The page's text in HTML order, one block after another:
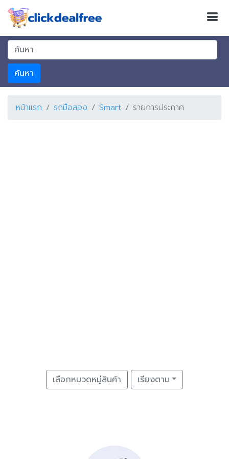
ค้นหา
หน้าแรก รถมือสอง Smart รายการประกาศ
เลือกหมวดหมู่สินค้า เรียงตาม